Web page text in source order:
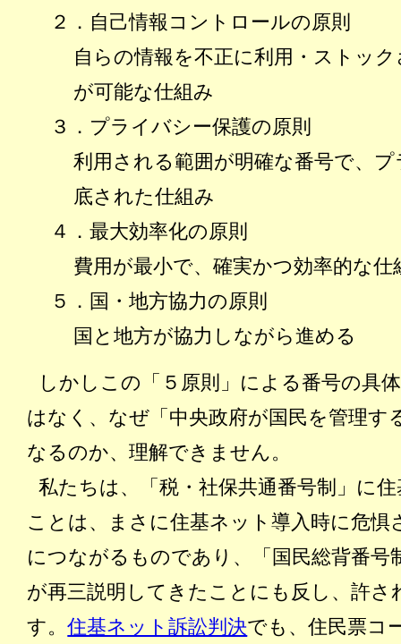
２．自己情報コントロールの原則
自らの情報を不正に利用・ストッ
が可能な仕組み
３．プライバシー保護の原則
利用される範囲が明確な番号で、
底された仕組み
４．最大効率化の原則
費用が最小で、確実かつ効率的な仕
５．国・地方協力の原則
国と地方が協力しながら進める
しかしこの「５原則」による番号の具
はなく、なぜ「中央政府が国民を管理す
なるのか、理解できません。
私たちは、「税・社保共通番号制」に
ことは、まさに住基ネット導入時に危惧
につながるものであり、「国民総背番号
が再三説明してきたことにも反し、許
す。住基ネット訴訟判決でも、住民票コ